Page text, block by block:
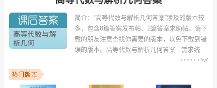
简介： “高等代数与解析几何答案”涉及的版本较
多，包含8篇答案发布帖、2篇答案求助帖。请下
载的朋友注意查找你需要的版本，以免下载到错
误的版本。 高等代数与解析几何答案 - 需求统
以下专业可能需要
计算科学、数学与应用数学（师范类）、数学与应用数学（金融数学方